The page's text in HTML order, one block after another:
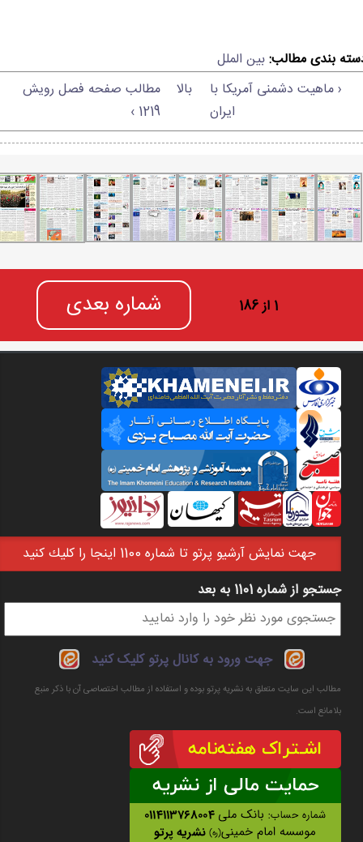
بندی مطالب:بین الملل
‹ ماهیت دشمنی آمریکا با
ایران
بالا
مطالب صفحه فصل رویش
1219 ›
1 از 186 شماره بعدی
جهت نمايش آرشيو پرتو تا شماره 1100 اينجا را كليك كنيد
فرم جستجو
جستجو از شماره 1101 به بعد
جهت ورود به کانال پرتو کلیک کنید
مطالب این سایت متعلق به نشریه پرتو بوده و استفاده از مطالب اختصاصی آن با ذکر منبع
بلامانع است.